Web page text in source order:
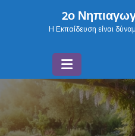
2ο
H Εκπαίδευση είναι